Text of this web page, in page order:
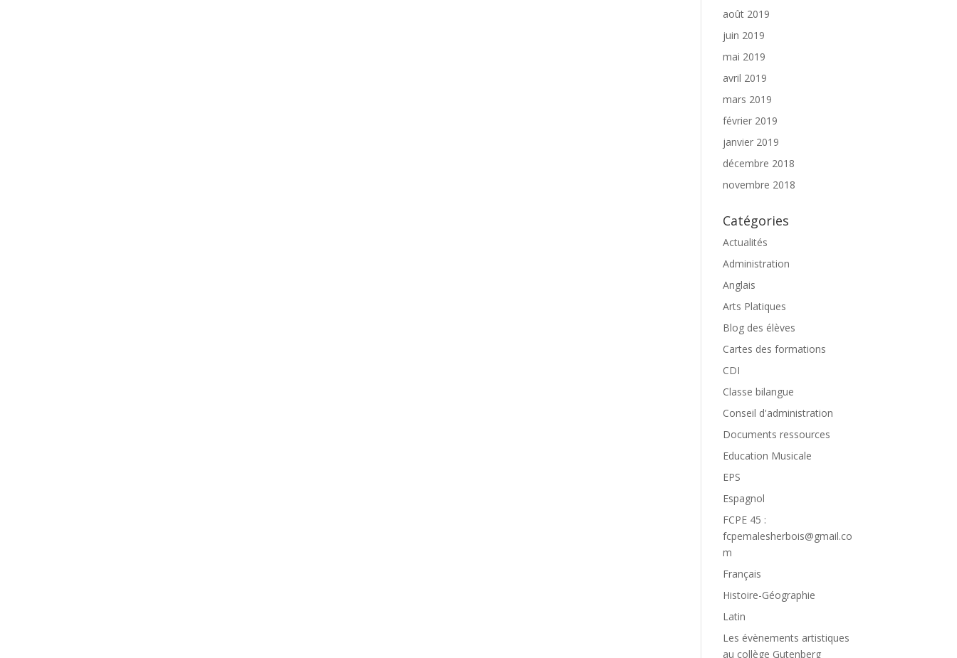
août 2019
juin 2019
mai 2019
avril 2019
mars 2019
février 2019
janvier 2019
décembre 2018
novembre 2018
Catégories
Actualités
Administration
Anglais
Arts Platiques
Blog des élèves
Cartes des formations
CDI
Classe bilangue
Conseil d'administration
Documents ressources
Education Musicale
EPS
Espagnol
FCPE 45 :
fcpemalesherbois@gmail.co
m
Français
Histoire-Géographie
Latin
Les évènements artistiques
au collège Gutenberg